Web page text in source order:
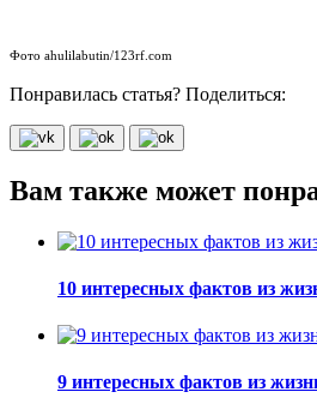
Фото ahulilabutin/123rf.com
Понравилась статья? Поделиться:
Вам также может
10 интересных фактов из
9 интересных фактов из